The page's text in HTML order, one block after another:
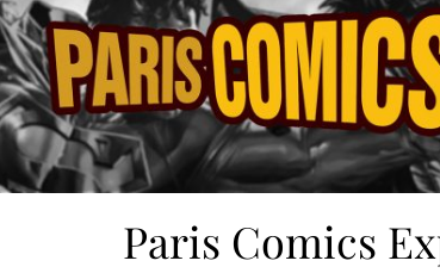
Paris Comics